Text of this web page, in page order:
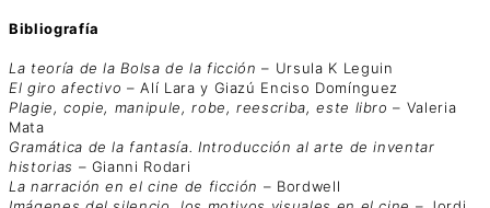
Bibliografía
La teoría de la Bolsa de la ficción– Ursula K Leguin
El giro afectivo – Alí Lara y Giazú Enciso Domínguez
Plagie, copie, manipule, robe, reescriba, este libro – Valeria
Mata
Gramática de la fantasía. Introducción al arte de inventar
historias – Gianni Rodari
La narración en el cine de ficción – Bordwell